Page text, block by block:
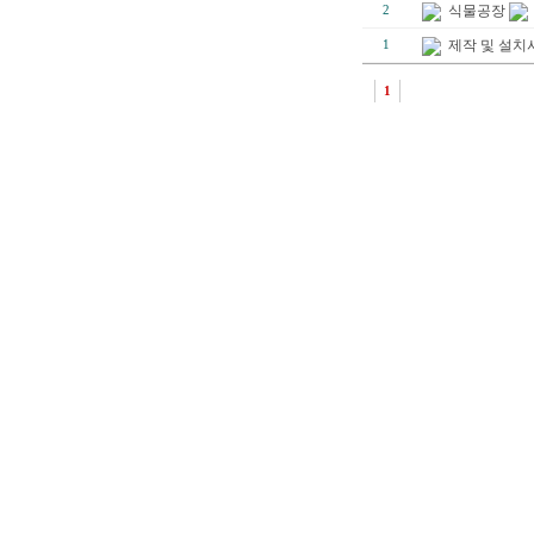
2 식물공장
1 제작 및 설치
1